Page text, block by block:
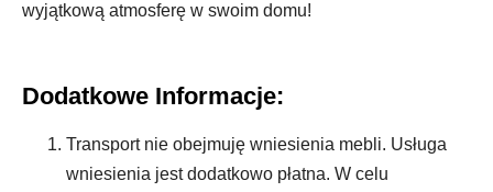
wyjątkową atmosferę w swoim domu!
Dodatkowe Informacje:
Transport nie obejmuję wniesienia mebli. Usługa
wniesienia jest dodatkowo płatna. W celu